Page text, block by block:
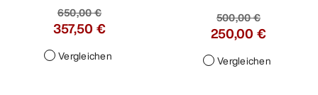
650,00 €
357,50 €
Vergleichen
500,00 €
250,00 €
Vergleichen